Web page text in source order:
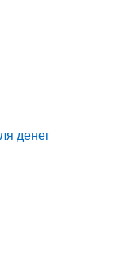
денег